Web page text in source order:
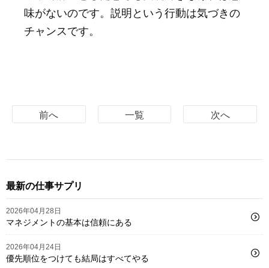
味がないのです。説明という行動は気づきの
チャンスです。
前へ 一覧 次へ
最新の仕事サプリ
2026年04月28日
マネジメントの基本は信頼にある
2026年04月24日
優先順位をつけても結局はすべてやる